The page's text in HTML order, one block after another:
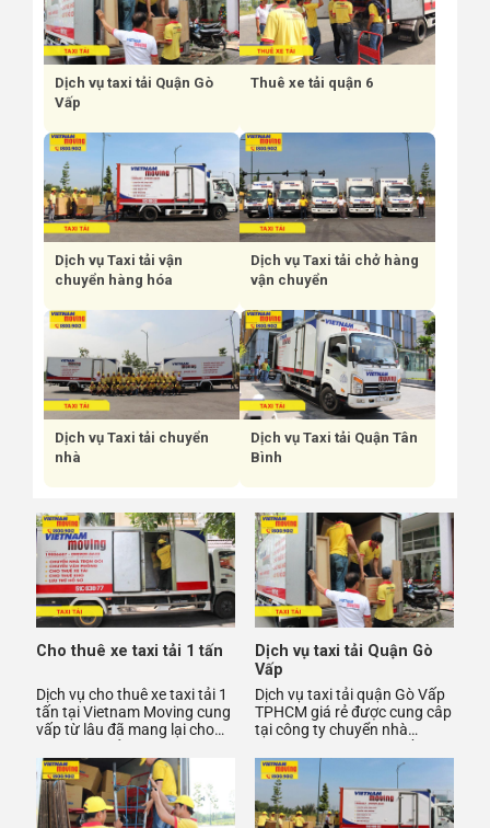
Dịch vụ taxi tải Quận Gò
Vấp
Thuê xe tải quận 6
Dịch vụ Taxi tải vận
chuyển hàng hóa
Dịch vụ Taxi tải chở hàng
vận chuyển
Dịch vụ Taxi tải chuyển
nhà
Dịch vụ Taxi tải Quận Tân
Bình
Cho thuê xe taxi tải 1 tấn
Dịch vụ cho thuê xe taxi tải 1
tấn tại Vietnam Moving cung
vấp từ lâu đã mang lại cho
cho thuê xe taxi t
Dịch vụ taxi tải Quận Gò
Vấp
Dịch vụ taxi tải quận Gò Vấp
TPHCM giá rẻ được cung câp
tại công ty chuyển nhà
tiện ích dịch vụ đã mang l